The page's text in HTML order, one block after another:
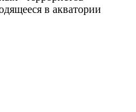
в акватории